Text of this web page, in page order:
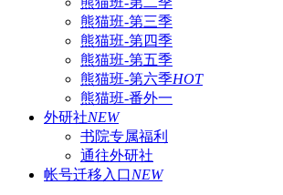
熊猫班-第三季
熊猫班-第四季
熊猫班-第五季
熊猫班-第六季HOT
熊猫班-番外一
外研社NEW
书院专属福利
通往外研社
帐号迁移入口NEW